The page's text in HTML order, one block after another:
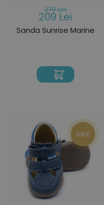
279 Lei
209 Lei
Sanda Sunrise Marine
SALE